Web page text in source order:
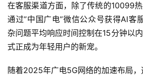
快
讯
更
页
在客服渠道方面，除了传统的10099
通过”中国广电”微信公众号获得AI客
杂问题平均响应时间控制在15分钟以
式正成为年轻用户的新宠。
随着2025年广电5G网络的加速布局